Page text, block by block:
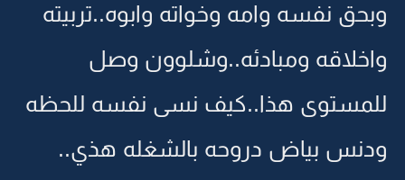
وبحق نفسه وامه وخواته وابوه..تربيته
واخلاقه ومبادئه..وشلوون وصل
للمستوى هذا..كيف نسى نفسه للحظه
ودنس بياض دروحه بالشغله هذي..